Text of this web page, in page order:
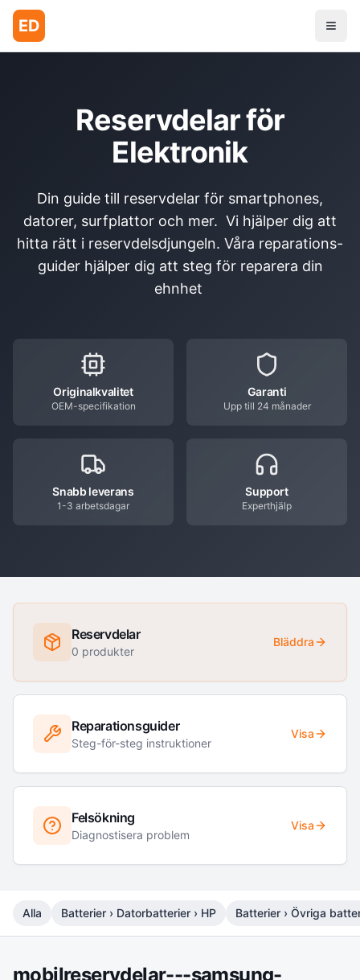
ED
Reservdelar för
Elektronik
Din guide till reservdelar för smartphones,
datorer, surfplattor och mer. Vi hjälper dig att
hitta rätt i reservdelsdjungeln. Våra reparations-
guider hjälper dig att steg för reparera din
ehnhet
Originalkvalitet
OEM-specifikation
Garanti
Upp till 24 månader
Snabb leverans
1-3 arbetsdagar
Support
Experthjälp
Reservdelar
0 produkter
Bläddra
Reparationsguider
Steg-för-steg instruktioner
Visa
Felsökning
Diagnostisera problem
Visa
Alla Batterier › Datorbatterier › HP Batterier › Övriga
mobilreservdelar---samsung-